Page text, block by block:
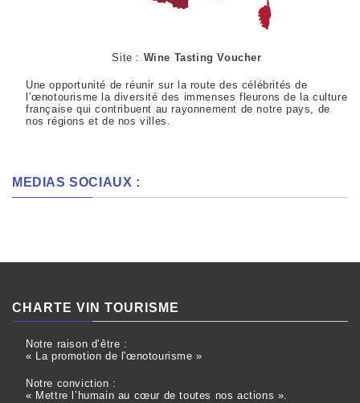
Site : Wine Tasting Voucher
Une opportunité de réunir sur la route des célébrités de
l’œnotourisme la diversité des immenses fleurons de la culture
française qui contribuent au rayonnement de notre pays, de
nos régions et de nos villes.
MEDIAS SOCIAUX :
CHARTE VIN TOURISME
Notre raison d’être :
« La promotion de l'œnotourisme »
Notre conviction :
« Mettre l’humain au cœur de toutes nos actions ».